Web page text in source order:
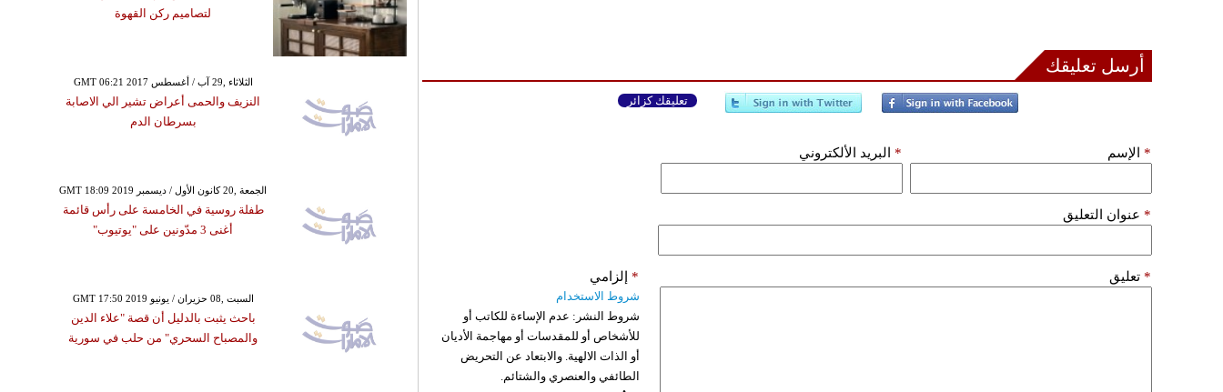
أرسل تعليقك
تعليقك كزائر
الإسم * البريد الألكتروني *
عنوان التعليق *
تعليق * إلزامي *
شروط الاستخدام
شروط النشر: عدم الإساءة للكاتب أو
للأشخاص أو للمقدسات أو مهاجمة الأديان
أو الذات الالهية. والابتعاد عن التحريض
الطائفي والعنصري والشتائم.
لتصاميم ركن القهوة
GMT 06:21 2017 الثلاثاء ,29 آب / أغسطس
النزيف والحمى أعراض تشير الي الاصابة
بسرطان الدم
GMT 18:09 2019 الجمعة ,20 كانون الأول / ديسمبر
طفلة روسية في الخامسة على رأس قائمة
أغنى 3 مدّونين على "يوتيوب"
GMT 17:50 2019 السبت ,08 حزيران / يونيو
باحث يثبت بالدليل أن قصة "علاء الدين
والمصباح السحري" من حلب في سورية